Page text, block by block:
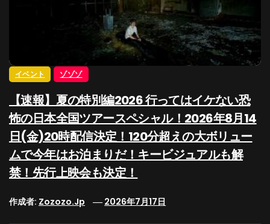
イベント ゾゾゾ
【速報】夏の特別編2026 行ってはイケない恐
怖の日本全国ツアースペシャル！2026年8月14
日(金)20時配信決定！120分超えの大ボリュー
ムで今年はお泊まりだ！キービジュアルも解
禁！先行上映会も決定！
作成者: Zozozo.jp 2026年7月17日